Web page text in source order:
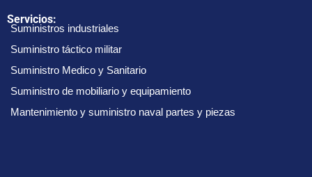
Servicios:
Suministros industriales
Suministro táctico militar
Suministro Medico y Sanitario
Suministro de mobiliario y equipamiento
Mantenimiento y suministro naval partes y piezas